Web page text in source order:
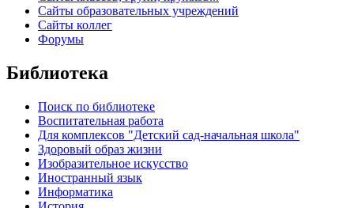
Сайты образовательных учреждений
Сайты коллег
Форумы
Библиотека
Поиск по библиотеке
Воспитательная работа
Для комплексов "Детский сад-начальная школа"
Здоровый образ жизни
Изобразительное искусство
Иностранный язык
Информатика